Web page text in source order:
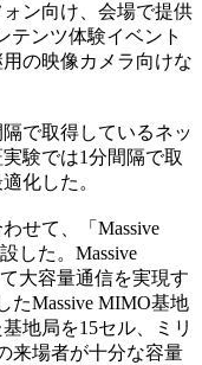
ン向け、会場で提供
テンツ体験イベント
の映像カメラ向けな
で取得しているネッ
験では1分間隔で取
化した。
せて、「Massive
した。Massive
大容量通信を実現す
たMassive MIMO基地
地局を15セル、ミリ
来場者が十分な容量